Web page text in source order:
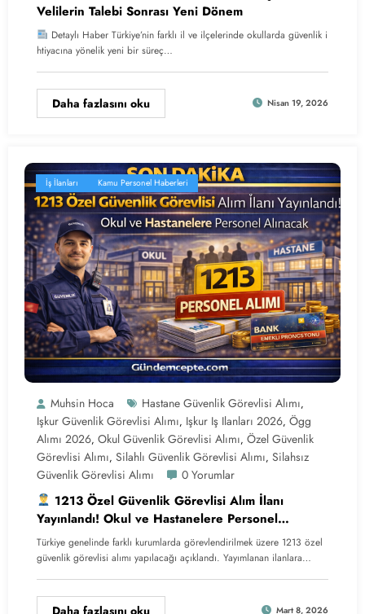
Velilerin Talebi Sonrası Yeni Dönem
Detaylı Haber Türkiye’nin farklı il ve ilçelerinde okullarda güvenlik i
htiyacına yönelik yeni bir süreç…
Daha fazlasını oku Nisan 19, 2026
İş İlanları Kamu Personel Haberleri
Muhsin Hoca Hastane Güvenlik Görevlisi Alımı,
Işkur Güvenlik Görevlisi Alımı, Işkur Iş Ilanları 2026, Ögg
Alımı 2026, Okul Güvenlik Görevlisi Alımı, Özel Güvenlik
Görevlisi Alımı, Silahlı Güvenlik Görevlisi Alımı, Silahsız
Güvenlik Görevlisi Alımı
0 Yorumlar
1213 Özel Güvenlik Görevlisi Alım İlanı
Yayınlandı! Okul ve Hastanelere Personel
Alınacak
Türkiye genelinde farklı kurumlarda görevlendirilmek üzere 1213 özel
güvenlik görevlisi alımı yapılacağı açıklandı. Yayımlanan ilanlara…
Daha fazlasını oku Mart 8, 2026